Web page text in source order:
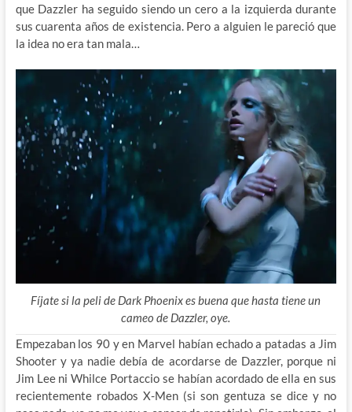
que Dazzler ha seguido siendo un cero a la izquierda durante
sus cuarenta años de existencia. Pero a alguien le pareció que
la idea no era tan mala…
Fíjate si la peli de Dark Phoenix es buena que hasta tiene un
cameo de Dazzler, oye.
Empezaban los 90 y en Marvel habían echado a patadas a Jim
Shooter y ya nadie debía de acordarse de Dazzler, porque ni
Jim Lee ni Whilce Portaccio se habían acordado de ella en sus
recientemente robados X-Men (si son gentuza se dice y no